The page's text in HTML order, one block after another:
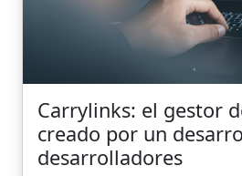
Carrylinks: el gestor
creado por un
desarrolladores